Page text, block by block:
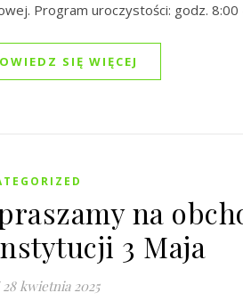
Program uroczystości: godz. 8:00
SIĘ WIĘCEJ
na
3 Maja
28 kwietnia 2025